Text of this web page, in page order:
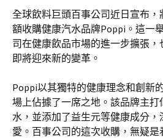
全球飲料巨頭百事公司近日宣布，
額收購健康汽水品牌Poppi。這一
司在健康飲品市場的進一步擴張
即將迎來新的變革。
Poppi以其獨特的健康理念和創新
場上佔據了一席之地。該品牌主
水，並添加了益生元等健康成分
愛。百事公司的這次收購，無疑